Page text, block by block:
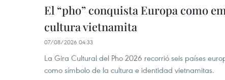
El “pho” conquista Europa como
cultura vietnamita
07/08/2026 04:33
La Gira Cultural del Pho 2026 recorrió seis países
como símbolo de la cultura e identidad vietnamitas.